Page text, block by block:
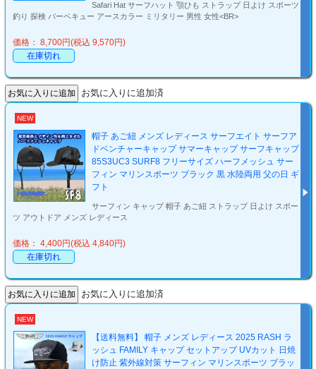
Safari Hat サーフハット 顎ひも ストラップ 日よけ スポーツ
釣り 探検 バーベキュー アースカラー ミリタリー 男性 女性<BR>
価格： 8,700円(税込 9,570円)
在庫切れ
お気に入りに追加済
NEW
帽子 あご紐 メンズ レディース サーフエイト サーフア
ドベンチャーキャップ サマーキャップ サーフキャップ
85S3UC3 SURF8 フリーサイズ ハーフメッシュ サー
フィン マリンスポーツ ブラック 黒 水陸両用 父の日 ギ
フト
サーフィン キャップ 帽子 あご紐 ストラップ 日よけ スポー
ツ アウトドア メンズ レディース
価格： 4,400円(税込 4,840円)
在庫切れ
お気に入りに追加済
NEW
【送料無料】 帽子 メンズ レディース 2025 RASH ラ
ッシュ FAMILY キャップ セットアップ UVカット 日焼
け防止 紫外線対策 サーフィン マリンスポーツ ブラッ